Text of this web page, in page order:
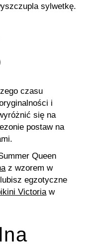
sylwetkę.
czasu
i
się na
postaw na
Queen
z wzorem w
egzotyczne
Victoriaw